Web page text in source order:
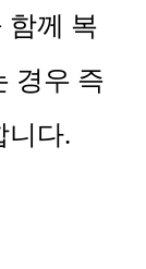
함께 복
경우 즉
니다.